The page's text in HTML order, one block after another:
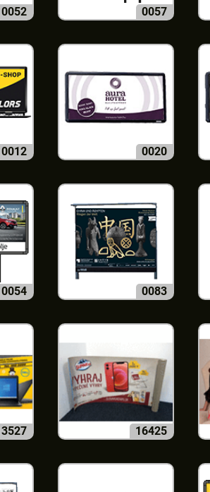
0052 0057
0012 0020
0054 0083
16425